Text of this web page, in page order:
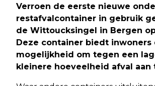
Verroen de eerste nieuwe
restafvalcontainer in gebruik
de Wittoucksingel in Bergen
Deze container biedt inwoners
mogelijkheid om tegen een
kleinere hoeveelheid afval aan